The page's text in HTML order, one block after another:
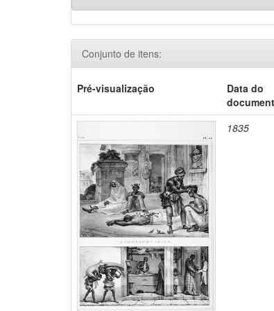
Conjunto de itens:
Pré-visualização
Data do
1835